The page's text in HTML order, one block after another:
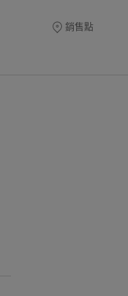
銷售點